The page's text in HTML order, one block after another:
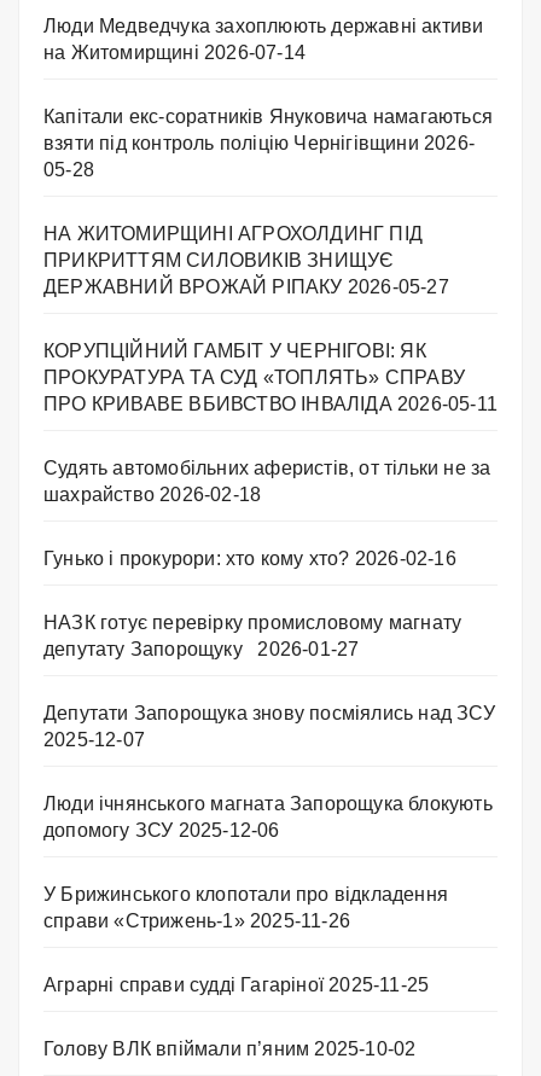
Люди Медведчука захоплюють державні активи
на Житомирщині 2026-07-14
Капітали екс-соратників Януковича намагаються
взяти під контроль поліцію Чернігівщини 2026-
05-28
НА ЖИТОМИРЩИНІ АГРОХОЛДИНГ ПІД
ПРИКРИТТЯМ СИЛОВИКІВ ЗНИЩУЄ
ДЕРЖАВНИЙ ВРОЖАЙ РІПАКУ ​ 2026-05-27
КОРУПЦІЙНИЙ ГАМБІТ У ЧЕРНІГОВІ: ЯК
ПРОКУРАТУРА ТА СУД «ТОПЛЯТЬ» СПРАВУ
ПРО КРИВАВЕ ВБИВСТВО ІНВАЛІДА 2026-05-11
Судять автомобільних аферистів, от тільки не за
шахрайство 2026-02-18
Гунько і прокурори: хто кому хто? 2026-02-16
НАЗК готує перевірку промисловому магнату
депутату Запорощуку
2026-01-27
Депутати Запорощука знову посміялись над ЗСУ
2025-12-07
Люди ічнянського магната Запорощука блокують
допомогу ЗСУ 2025-12-06
У Брижинського клопотали про відкладення
справи «Стрижень-1» 2025-11-26
Аграрні справи судді Гагаріної 2025-11-25
Голову ВЛК впіймали п’яним 2025-10-02